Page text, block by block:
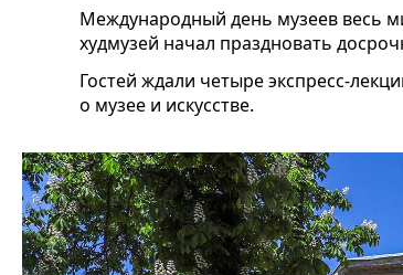
Международный день музеев весь
худмузей начал праздновать
Гостей ждали четыре экспресс-
о музее и искусстве.